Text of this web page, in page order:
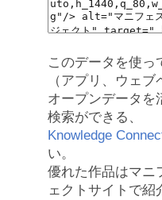
このデータを使っ
（アプリ、ウェブ
オープンデータを
検索ができる、
Knowledge
い。
優れた作品はマニ
ェクトサイトで紹